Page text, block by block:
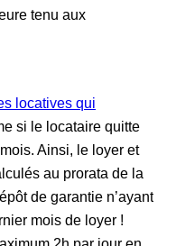
tenu aux
locatives qui
si le locataire quitte
Ainsi, le loyer et
au prorata de la
de garantie n’ayant
mois de loyer !